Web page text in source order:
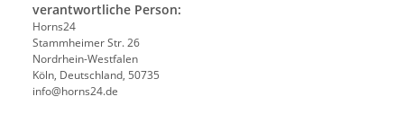
verantwortliche Person:
Horns24
Stammheimer Str. 26
Nordrhein-Westfalen
Köln, Deutschland, 50735
info@horns24.de